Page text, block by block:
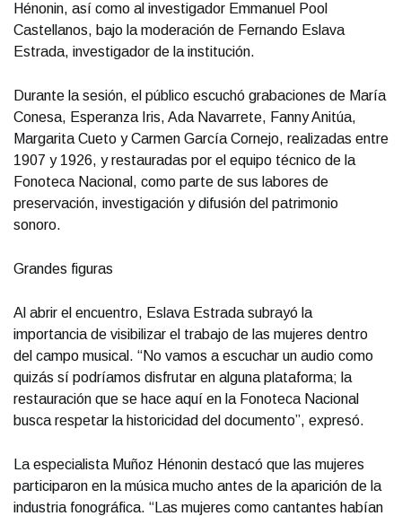
Hénonin, así como al investigador Emmanuel Pool
Castellanos, bajo la moderación de Fernando Eslava
Estrada, investigador de la institución.
Durante la sesión, el público escuchó grabaciones de María
Conesa, Esperanza Iris, Ada Navarrete, Fanny Anitúa,
Margarita Cueto y Carmen García Cornejo, realizadas entre
1907 y 1926, y restauradas por el equipo técnico de la
Fonoteca Nacional, como parte de sus labores de
preservación, investigación y difusión del patrimonio
sonoro.
Grandes figuras
Al abrir el encuentro, Eslava Estrada subrayó la
importancia de visibilizar el trabajo de las mujeres dentro
del campo musical. “No vamos a escuchar un audio como
quizás sí podríamos disfrutar en alguna plataforma; la
restauración que se hace aquí en la Fonoteca Nacional
busca respetar la historicidad del documento”, expresó.
La especialista Muñoz Hénonin destacó que las mujeres
participaron en la música mucho antes de la aparición de la
industria fonográfica. “Las mujeres como cantantes habían